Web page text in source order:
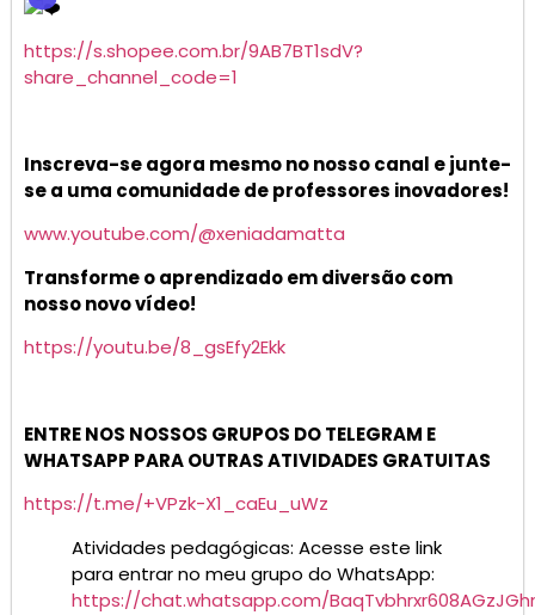
https://s.shopee.com.br/9AB7BT1sdV?
share_channel_code=1
Inscreva-se agora mesmo no nosso canal e junte-
se a uma comunidade de professores inovadores!
www.youtube.com/@xeniadamatta
Transforme o aprendizado em diversão com
nosso novo vídeo!
https://youtu.be/8_gsEfy2Ekk
ENTRE NOS NOSSOS GRUPOS DO TELEGRAM E
WHATSAPP PARA OUTRAS ATIVIDADES GRATUITAS
https://t.me/+VPzk-X1_caEu_uWz
Atividades pedagógicas: Acesse este link
para entrar no meu grupo do WhatsApp:
https://chat.whatsapp.com/